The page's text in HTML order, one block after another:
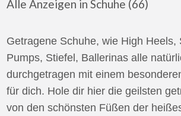
Alle Anzeigen in Schuhe (66)
Getragene Schuhe, wie High Heels,
Pumps, Stiefel, Ballerinas alle
durchgetragen mit einem
für dich. Hole dir hier die geilsten
von den schönsten Füßen der